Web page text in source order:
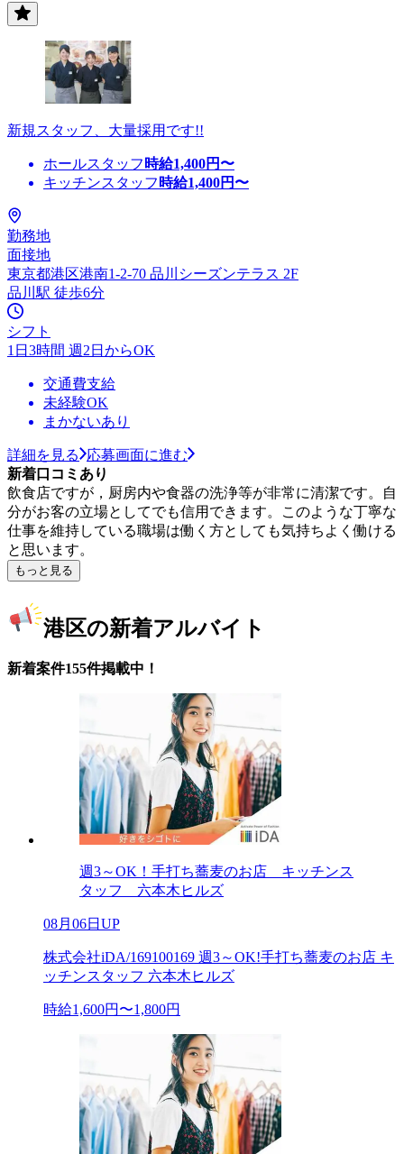
新規スタッフ、大量採用です!!
ホールスタッフ 時給1,400円〜
キッチンスタッフ 時給1,400円〜
勤務地
面接地
東京都港区港南1-2-70 品川シーズンテラス 2F
品川駅 徒歩6分
シフト
1日3時間 週2日からOK
交通費支給
未経験OK
まかないあり
詳細を見る
応募画面に進む
新着口コミあり
飲食店ですが，厨房内や食器の洗浄等が非常に清潔です。自
分がお客の立場としてでも信用できます。このような丁寧な
仕事を維持している職場は働く方としても気持ちよく働ける
と思います。
もっと見る
港区の新着アルバイト
新着案件155件掲載中！
週3～OK！手打ち蕎麦のお店 キッチンス
タッフ 六本木ヒルズ
08月06日UP
株式会社iDA/169100169 週3～OK!手打ち蕎麦のお店 キ
ッチンスタッフ 六本木ヒルズ
時給1,600円〜1,800円